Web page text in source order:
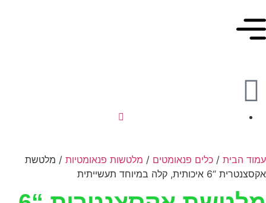
עמוד הבית / כלים פנאומטים / מלטשות פנאומטיות / מלטשת
אקסצנטרית “6 איכותית, קלה במיוחד תעשייתית